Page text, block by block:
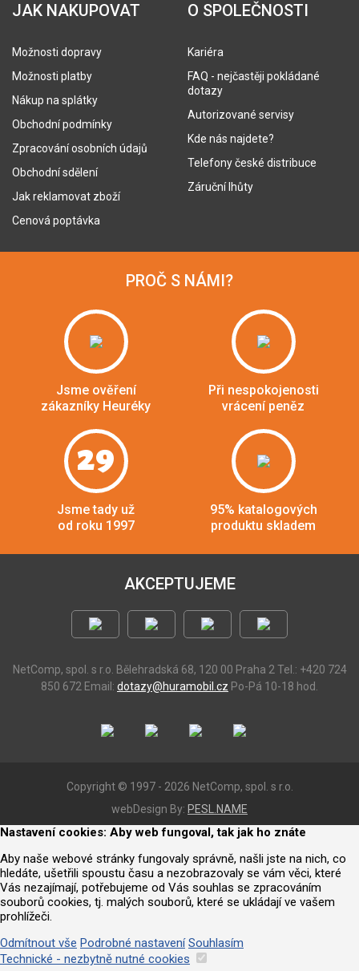
JAK NAKUPOVAT
Možnosti dopravy
Možnosti platby
Nákup na splátky
Obchodní podmínky
Zpracování osobních údajů
Obchodní sdělení
Jak reklamovat zboží
Cenová poptávka
O SPOLEČNOSTI
Kariéra
FAQ - nejčastěji pokládané
dotazy
Autorizované servisy
Kde nás najdete?
Telefony české distribuce
Záruční lhůty
PROČ S NÁMI?
Jsme ověření
zákazníky Heuréky
Při nespokojenosti
vrácení peněz
29
Jsme tady už
od roku 1997
95% katalogových
produktu skladem
AKCEPTUJEME
NetComp, spol. s r.o. Bělehradská 68, 120 00 Praha 2 Tel.: +420 724
850 672 Email: dotazy@huramobil.cz Po-Pá 10-18 hod.
Copyright © 1997 - 2026 NetComp, spol. s r.o.
webDesign By: PESL.NAME
Nastavení cookies: Aby web fungoval, tak jak ho znáte
Aby naše webové stránky fungovaly správně, našli jste na nich, co
hledáte, ušetřili spoustu času a nezobrazovaly se vám věci, které
Vás nezajímají, potřebujeme od Vás souhlas se zpracováním
souborů cookies, tj. malých souborů, které se ukládají ve vašem
prohlížeči.
Odmítnout vše Podrobné nastavení Souhlasím
Technické - nezbytně nutné cookies